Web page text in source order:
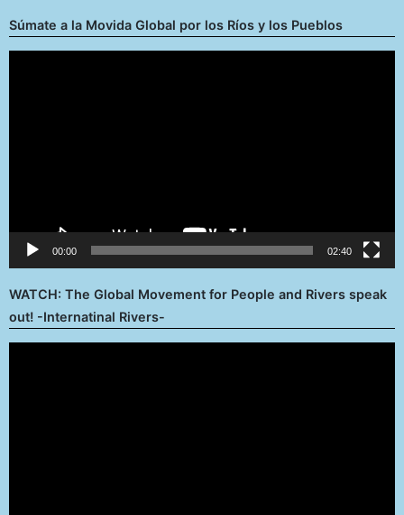
Súmate a la Movida Global por los Ríos y los Pueblos
00:00 02:40
WATCH: The Global Movement for People and Rivers speak
out! -Internatinal Rivers-